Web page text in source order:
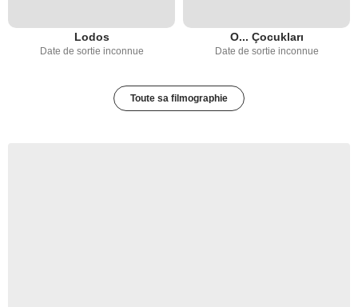
Lodos
Date de sortie inconnue
O... Çocukları
Date de sortie inconnue
Toute sa filmographie